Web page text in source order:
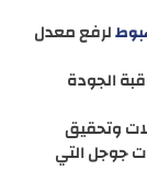
لرفع معدل
الجودة
وتحقيق
جوجل التي